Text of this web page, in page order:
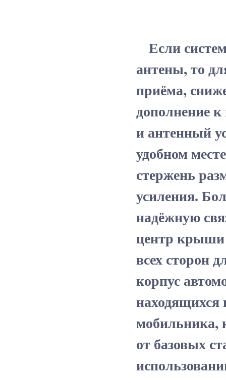
Если
антены, то
приёма,
дополнение
и антенный
удобном
стержень
усиления.
надёжную
центр крыши
всех сторон
корпус
находящихся
мобильника,
от базовых